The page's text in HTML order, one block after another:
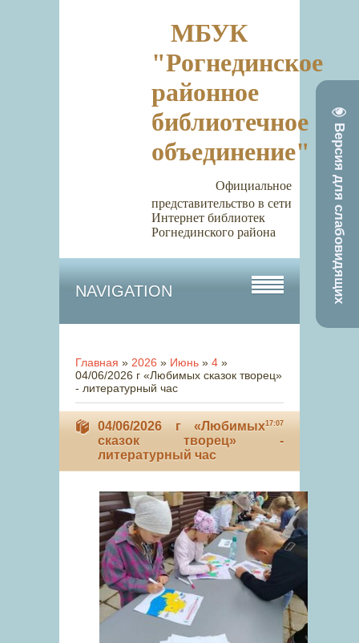
Версия для слабовидящих
МБУК
"Рогнединское
районное
библиотечное
объединение"
Официальное
представительство в сети
Интернет библиотек
Рогнединского района
NAVIGATION
Главная » 2026 » Июнь » 4 »
04/06/2026 г «Любимых сказок творец»
- литературный час
17:07
04/06/2026 г «Любимых
сказок творец» -
литературный час